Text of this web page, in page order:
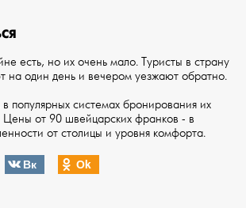
есть, но их очень мало. Туристы в страну
на один день и вечером уезжают обратно.
популярных системах бронирования их
от 90 швейцарских франков - в
от столицы и уровня комфорта.
Вк Оk